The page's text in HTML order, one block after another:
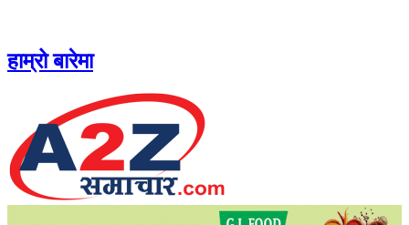
content
हाम्रो बारेमा